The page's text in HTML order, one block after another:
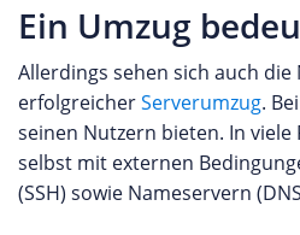
Ein Umzug
Allerdings sehen sich auch
erfolgreicherServerumzug.
seinen Nutzern bieten. In
selbst mit externen
(SSH) sowie Nameservern